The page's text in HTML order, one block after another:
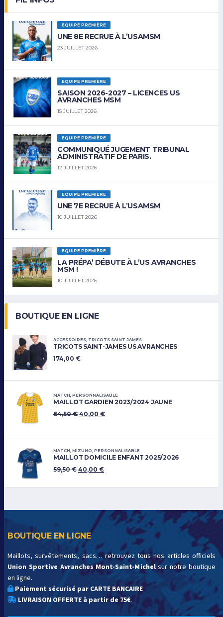
EQUIPE PREMIÈRE
UNE 8E RECRUE À L’USAMSM
23 JUILLET 2026
EQUIPE PREMIÈRE
SAISON 2026-2027 – LICENCES US
AVRANCHES MSM
15 JUILLET 2026
EQUIPE PREMIÈRE
COMMUNIQUÉ JUGEMENT TRIBUNAL
ADMINISTRATIF DE PARIS.
12 JUILLET 2026
EQUIPE PREMIÈRE
UNE 7E RECRUE À L’USAMSM
10 JUILLET 2026
EQUIPE PREMIÈRE
LA PRÉPA’ DÉBUTE À L’US AVRANCHES
MSM !
10 JUILLET 2026
BOUTIQUE EN LIGNE
ACCESSOIRES, TRICOTS SAINT JAMES
TRICOTS SAINT-JAMES US AVRANCHES
174,00 €
MATCH, PERSONNALISABLE
MAILLOT GARDIEN 2023/2024 JAUNE
64,50€ 40,00 €
MATCH, MIZUNO, PERSONNALISABLE
MAILLOT DOMICILE ENFANT 2025/2026
59,50€ 40,00 €
BOUTIQUE EN LIGNE
Maillots, survêtements, sacs… retrouvez tous nos articles officiels
Union Sportive Avranches Mont-Saint-Michelsur notre boutique
en ligne.
Paiement sécurisé par CARTE BANCAIRE
LIVRAISON OFFERTE à partir de 75€.